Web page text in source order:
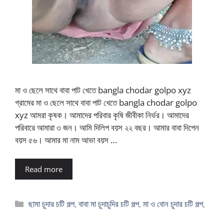
মা ও ছেলে সাথে বাবা পাট খেতে bangla chodar golpo xyz
গ্রামের মা ও ছেলে সাথে বাবা পাট খেতে bangla chodar golpo
xyz আমরা কৃষক। আমাদের পরিবার কৃষি জীবীকা নির্ভর। আমাদের
পরিবারে আমারা ৩ জন। আমি দিলিপ বয়স ২২ বছর। আমার বাবা দিপেন
বয়স ৫৬। আমার মা নাম আভা বয়স …
Read more
Categories
ছামা চুদার চটি গল্প,বাবা মা চুদাচুদির চটি গল্প,মা ও বোন চুদার চটি গল্প,